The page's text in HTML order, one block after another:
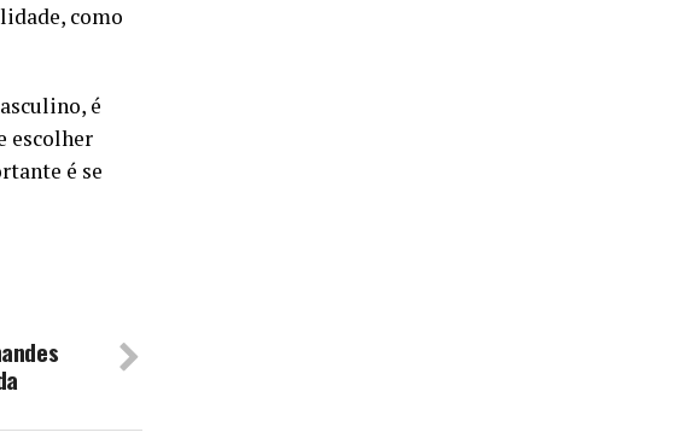
como
é
escolher
é se